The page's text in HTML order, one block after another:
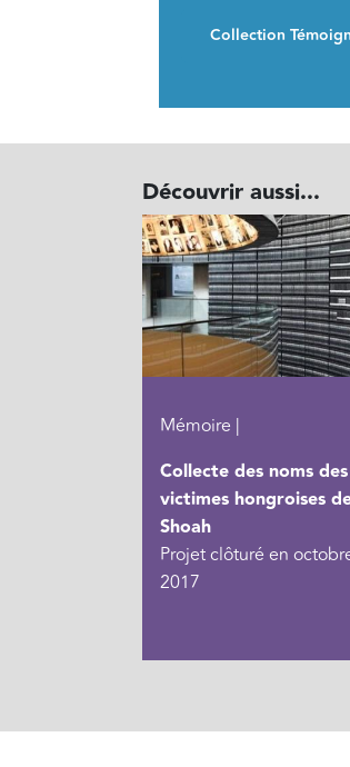
Collection
Découvrir aussi...
Mémoire |
Collecte des noms des
victimes hongroises
Shoah
Projet clôturé en
2017